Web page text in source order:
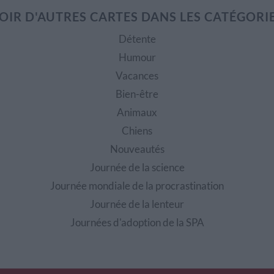
D'AUTRES CARTES DANS LES
Détente
Humour
Vacances
Bien-être
Animaux
Chiens
Nouveautés
Journée de la science
Journée mondiale de la procrastination
Journée de la lenteur
Journées d'adoption de la SPA